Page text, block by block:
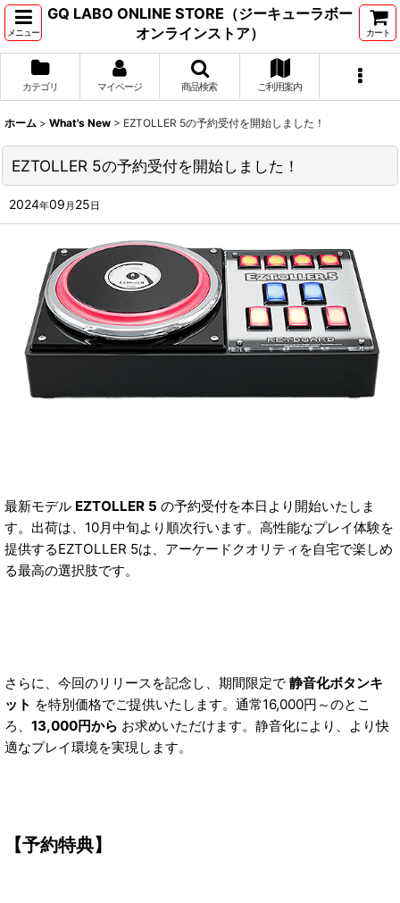
メニュー
GQ LABO ONLINE STORE（ジーキューラボー
オンラインストア）
カート
カテゴリ マイページ 商品検索 ご利用案内
ホーム > What's New > EZTOLLER 5の予約受付を開始しました！
EZTOLLER 5の予約受付を開始しました！
2024年09 月 25日
最新モデル EZTOLLER 5 の予約受付を本日より開始いたしま
す。出荷は、10月中旬より順次行います。高性能なプレイ体験を
提供するEZTOLLER 5は、アーケードクオリティを自宅で楽しめ
る最高の選択肢です。
さらに、今回のリリースを記念し、期間限定で 静音化ボタンキ
ット を特別価格でご提供いたします。通常16,000円～のとこ
ろ、 13,000円から お求めいただけます。静音化により、より快
適なプレイ環境を実現します。
【予約特典】